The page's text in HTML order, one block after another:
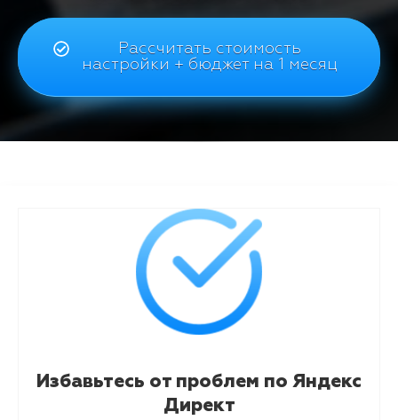
Рассчитать стоимость
настройки + бюджет на 1 месяц
Избавьтесь от проблем по Яндекс
Директ